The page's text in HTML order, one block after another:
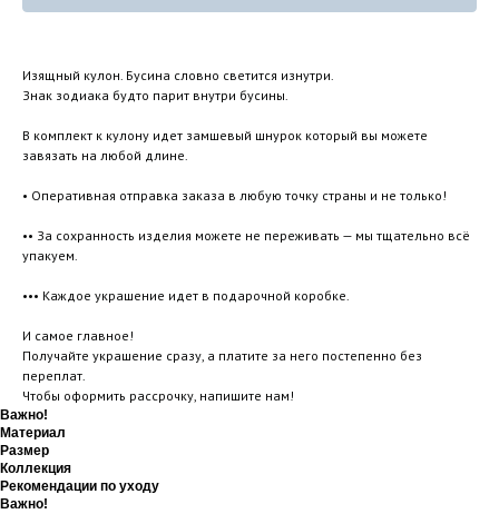
Изящный кулон. Бусина словно светится изнутри.
Знак зодиака будто парит внутри бусины.
В комплект к кулону идет замшевый шнурок который вы можете
завязать на любой длине.
• Оперативная отправка заказа в любую точку страны и не только!
•• За сохранность изделия можете не переживать — мы тщательно всё
упакуем.
••• Каждое украшение идет в подарочной коробке.
И самое главное!
Получайте украшение сразу, а платите за него постепенно без
переплат.
Чтобы оформить рассрочку, напишите нам!
Важно!
Материал
Размер
Коллекция
Рекомендации по уходу
Важно!